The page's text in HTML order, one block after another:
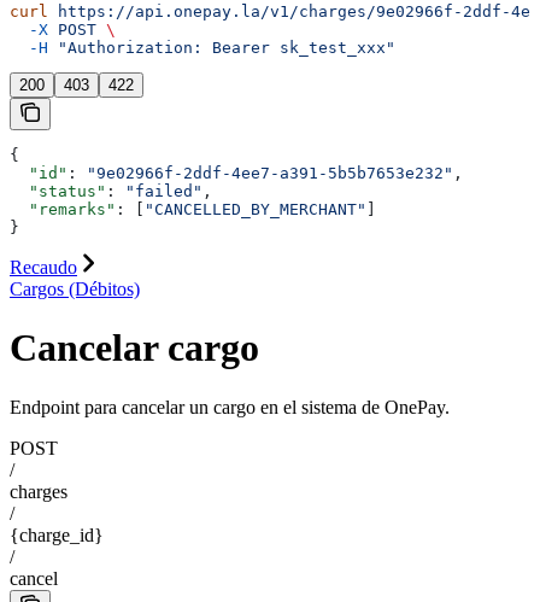
curl
https://api.onepay.la/v1/charges/9e02966f-2ddf-
  -X
POST \
  -H
"Authorization: Bearer sk_test_xxx"
200 403 422
{
  "id"
: "9e02966f-2ddf-4ee7-a391-5b5b7653e232" ,
  "status"
: "failed" ,
  "remarks"
: [ "CANCELLED_BY_MERCHANT"
}
Recaudo
Cargos (Débitos)
Cancelar cargo
Endpoint para cancelar un cargo en el sistema de OnePay.
POST
/
charges
/
{charge_id}
/
cancel